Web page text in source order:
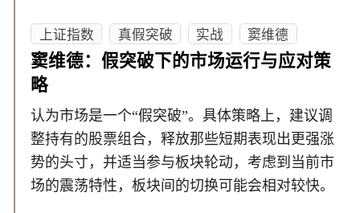
上证指数 真假突破 实战
窦维德
窦维德：假突破下的市场运行与应对策
略
认为市场是一个“假突破”。具体策略上，建议调
整持有的股票组合，释放那些短期表现出更强涨
势的头寸，并适当参与板块轮动，考虑到当前市
场的震荡特性，板块间的切换可能会相对较快。